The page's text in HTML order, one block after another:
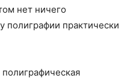
нет ничего
полиграфии практически